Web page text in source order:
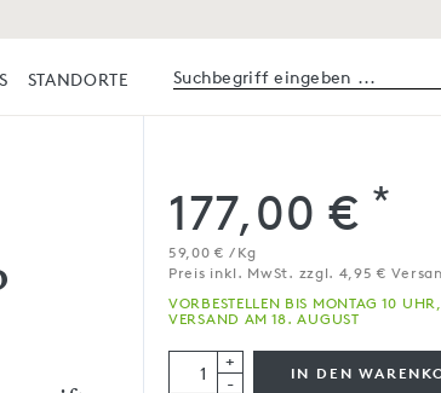
STANDORTE
VORBESTELLEN BIS MONTAG 10 UHR,
VERSAND AM 18. AUGUST
177,00 € *
59,00 € / Kg
Preis inkl. MwSt. zzgl. 4,95 €
+
-
IN DEN